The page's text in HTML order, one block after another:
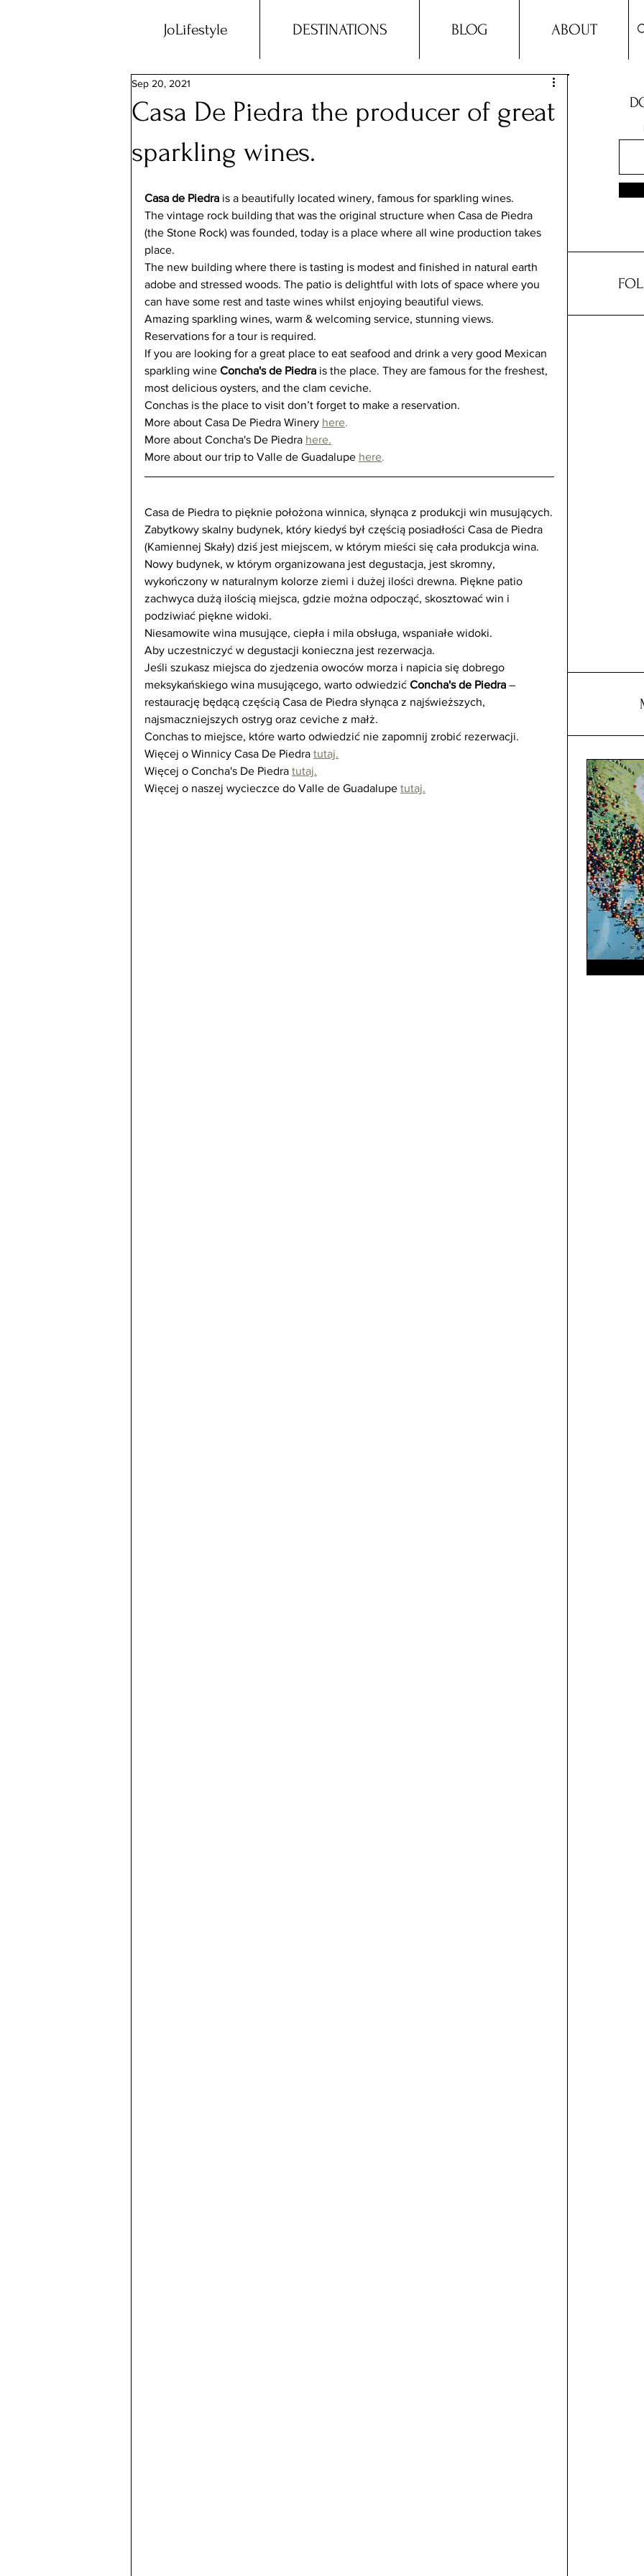
JoLifestyle DESTINATIONS BLOG ABOUT
Casa De Piedra the producer of great
sparkling wines.
Sep 20, 2021
Casa de Piedra is a beautifully located winery, famous for sparkling wines.
The vintage rock building that was the original structure when Casa de Piedra
(the Stone Rock) was founded, today is a place where all wine production takes
place.
The new building where there is tasting is modest and finished in natural earth
adobe and stressed woods. The patio is delightful with lots of space where you
can have some rest and taste wines whilst enjoying beautiful views.
Amazing sparkling wines, warm & welcoming service, stunning views.
Reservations for a tour is required.
If you are looking for a great place to eat seafood and drink a very good Mexican
sparkling wine Concha's de Piedra is the place. They are famous for the freshest,
most delicious oysters, and the clam ceviche.
Conchas is the place to visit don’t forget to make a reservation.
More about Casa De Piedra Winery here.
More about Concha's De Piedra here.
More about our trip to Valle de Guadalupe here.
Casa de Piedra to pięknie położona winnica, słynąca z produkcji win musujących.
Zabytkowy skalny budynek, który kiedyś był częścią posiadłości Casa de Piedra
(Kamiennej Skały) dziś jest miejscem, w którym mieści się cała produkcja wina.
Nowy budynek, w którym organizowana jest degustacja, jest skromny,
wykończony w naturalnym kolorze ziemi i dużej ilości drewna. Piękne patio
zachwyca dużą ilością miejsca, gdzie można odpocząć, skosztować win i
podziwiać piękne widoki.
Niesamowite wina musujące, ciepła i mila obsługa, wspaniałe widoki.
Aby uczestniczyć w degustacji konieczna jest rezerwacja.
Jeśli szukasz miejsca do zjedzenia owoców morza i napicia się dobrego
meksykańskiego wina musującego, warto odwiedzić Concha's de Piedra –
restaurację będącą częścią Casa de Piedra słynąca z najświeższych,
najsmaczniejszych ostryg oraz ceviche z małż.
Conchas to miejsce, które warto odwiedzić nie zapomnij zrobić rezerwacji.
Więcej o Winnicy Casa De Piedra tutaj.
Więcej o Concha's De Piedra tutaj.
Więcej o naszej wycieczce do Valle de Guadalupe tutaj.